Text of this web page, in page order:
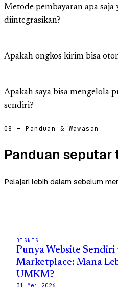
Metode pembayaran apa saja
diintegrasikan?
Apakah ongkos kirim bisa
Apakah saya bisa mengelola
sendiri?
08 — Panduan & Wawasan
Panduan seputar
Pelajari lebih dalam sebelum
BISNIS
Punya Website Sendiri
Marketplace: Mana
UMKM?
31 Mei 2026